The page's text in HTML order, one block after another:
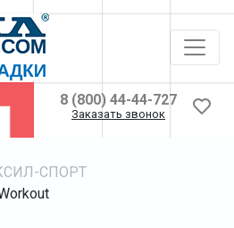
8 (800) 44-44-727
Заказать звонок
СПОРТ